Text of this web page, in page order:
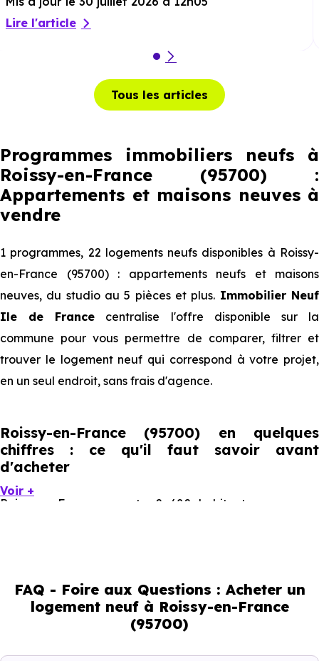
Lire l'article
Tous les articles
Programmes immobiliers neufs à
Roissy-en-France (95700) :
Appartements et maisons neuves à
vendre
1 programmes, 22 logements neufs disponibles à Roissy-
en-France (95700) : appartements neufs et maisons
neuves, du studio au 5 pièces et plus. Immobilier Neuf
Ile de France centralise l'offre disponible sur la
commune pour vous permettre de comparer, filtrer et
trouver le logement neuf qui correspond à votre projet,
en un seul endroit, sans frais d'agence.
Roissy-en-France (95700) en quelques
chiffres : ce qu'il faut savoir avant
d'acheter
Roissy-en-France compte 2 682 habitants, avec une
40.68 % d'adultes (dont 74.7 % d'actifs), 15.1 % de seniors,
26.62 % de jeunes et 17.6 % d'enfants. Un profil
démographique qui renseigne directement sur la
demande locative locale et les typologies de biens les
Voir +
FAQ - Foire aux Questions : Acheter un
logement neuf à Roissy-en-France
(95700)